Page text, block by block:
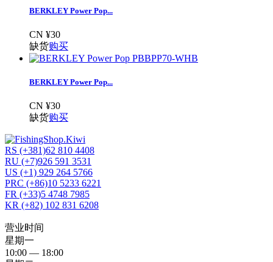
BERKLEY Power Pop...
CN ¥30
缺货购买
BERKLEY Power Pop...
CN ¥30
缺货购买
RS (+381)62 810 4408
RU (+7)926 591 3531
US (+1) 929 264 5766
PRC (+86)10 5233 6221
FR (+33)5 4748 7985
KR (+82) 102 831 6208
营业时间
星期一
10:00 — 18:00